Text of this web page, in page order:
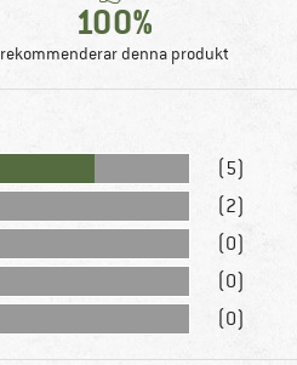
100%
rekommenderar denna produkt
(5)
(2)
(0)
(0)
(0)